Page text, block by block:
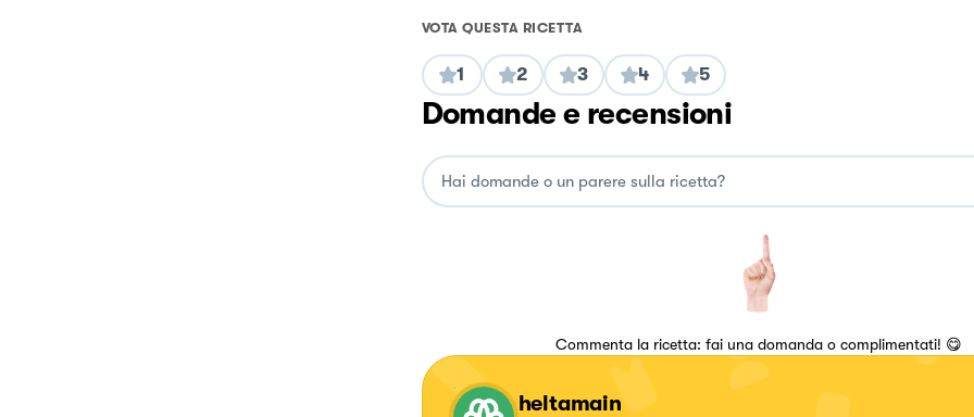
VOTA QUESTA RICETTA
1 2 3 4 5
Domande e recensioni
Commenta la ricetta: fai una domanda o complimentati! 😋
heltamain